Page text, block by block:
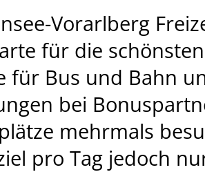
Vorarlberg
für die
für Bus und Bahn
bei
mehrmals
pro Tag jedoch